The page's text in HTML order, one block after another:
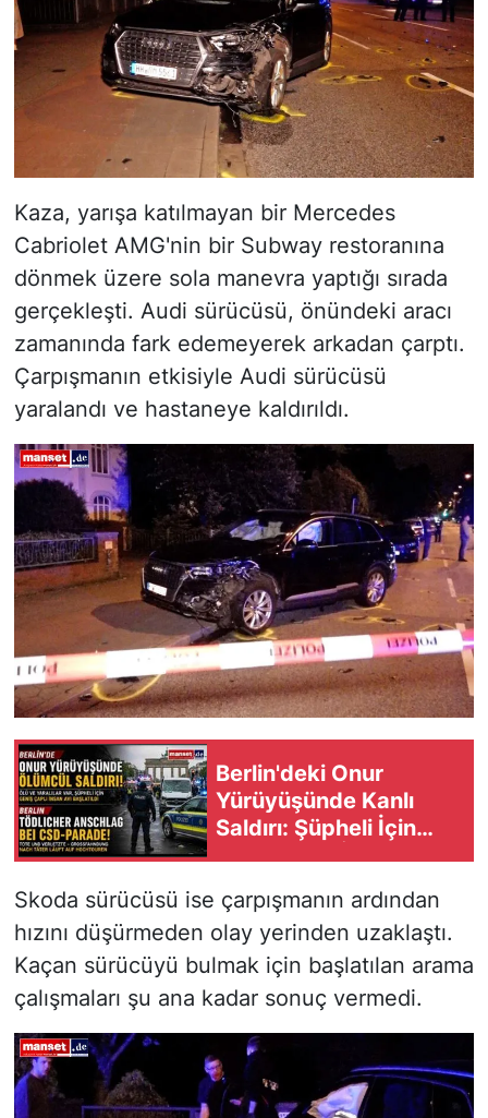
Kaza, yarışa katılmayan bir Mercedes
Cabriolet AMG'nin bir Subway restoranına
dönmek üzere sola manevra yaptığı sırada
gerçekleşti. Audi sürücüsü, önündeki aracı
zamanında fark edemeyerek arkadan çarptı.
Çarpışmanın etkisiyle Audi sürücüsü
yaralandı ve hastaneye kaldırıldı.
Berlin'deki Onur
Yürüyüşünde Kanlı
Saldırı: Şüpheli İçin
Skoda sürücüsü ise çarpışmanın ardından
hızını düşürmeden olay yerinden uzaklaştı.
Kaçan sürücüyü bulmak için başlatılan arama
çalışmaları şu ana kadar sonuç vermedi.